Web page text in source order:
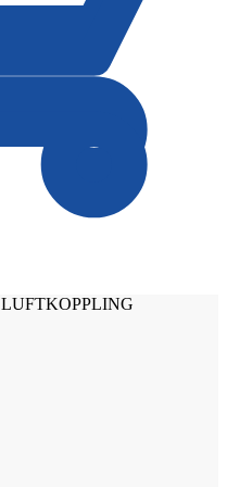
LUFTKOPPLING